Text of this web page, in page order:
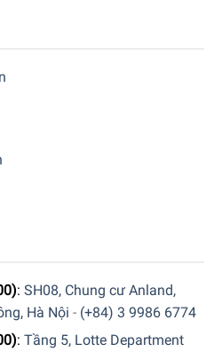
: SH08, Chung cư Anland,
Hà Nội - (+84) 3 9986 6774
: Tầng 5, Lotte Department